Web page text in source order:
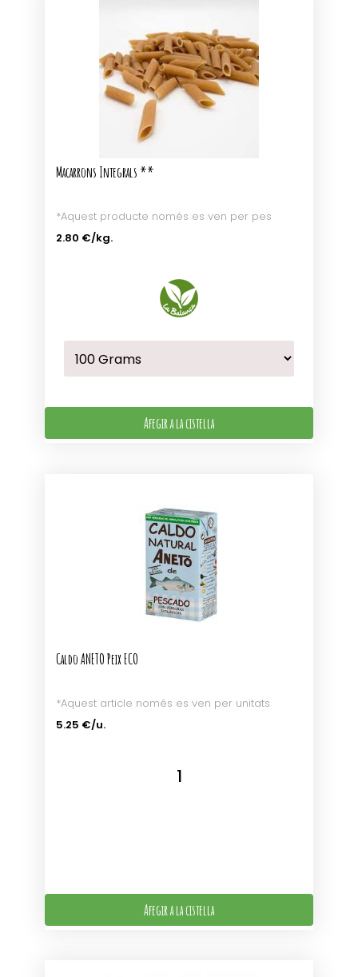
Macarrons Integrals **
*Aquest producte només es ven per pes
2.80 €/kg.
Afegir a la cistella
Caldo ANETO Peix ECO
*Aquest article només es ven per unitats
5.25 €/u.
Afegir a la cistella